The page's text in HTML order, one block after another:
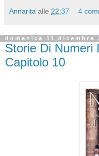
Annarita alle 22:37 4
domenica 11 dicembre
Storie Di Numeri
Capitolo 10